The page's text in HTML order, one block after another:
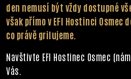
den nemusí být vždy dostupné
však přímo v EFI Hostinci Osmec
co právě grilujeme.
Navštivte EFI Hostinec Osmec
Vás.